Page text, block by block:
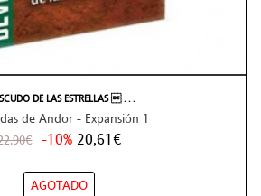
DE LAS ESTRELLAS  . . .
de Andor - Expansión 1
-10% 20,61€
AGOTADO